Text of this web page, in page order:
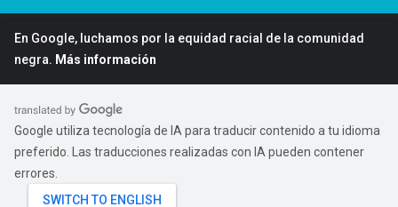
En Google, luchamos por la equidad racial de la comunidad
negra. Más información
Google utiliza tecnología de IA para traducir contenido a tu idioma
preferido. Las traducciones realizadas con IA pueden contener
errores.